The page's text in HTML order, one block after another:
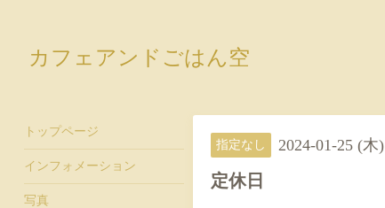
カフェアンドごはん空
指定なし 2024-01-25 (木)
定休日
トップページ
インフォメーション
写真